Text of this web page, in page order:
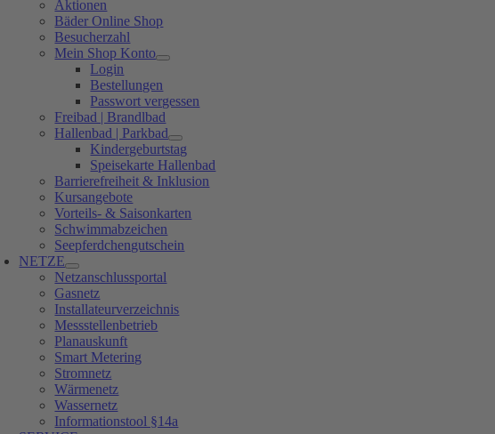
Aktionen
Bäder Online Shop
Besucherzahl
Mein Shop Konto
Login
Bestellungen
Passwort vergessen
Freibad | Brandlbad
Hallenbad | Parkbad
Kindergeburtstag
Speisekarte Hallenbad
Barrierefreiheit & Inklusion
Kursangebote
Vorteils- & Saisonkarten
Schwimmabzeichen
Seepferdchengutschein
NETZE
Netzanschlussportal
Gasnetz
Installateurverzeichnis
Messstellenbetrieb
Planauskunft
Smart Metering
Stromnetz
Wärmenetz
Wassernetz
Informationstool §14a